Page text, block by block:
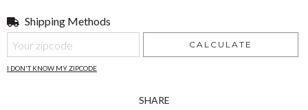
Shipping for zipcode:
Shipping Methods
CALCULATE
I DON'T KNOW MY ZIPCODE
SHARE